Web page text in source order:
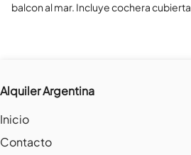
balcon al mar. Incluye cochera cubierta
Alquiler Argentina
Inicio
Contacto